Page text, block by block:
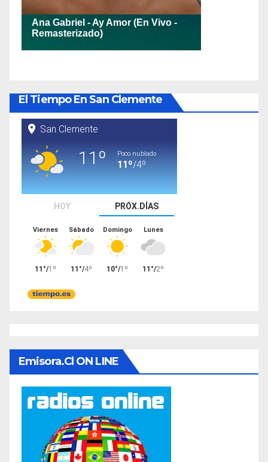
El Tiempo En San Clemente
Emisora.cl ON LINE